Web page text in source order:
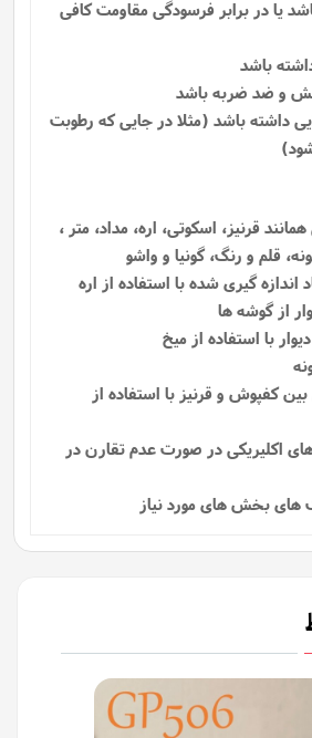
یا در برابر فرسودگی مقاومت کافی
داشته باشد (مثلا در جایی که رطوبت
قرنیز، اسکوتی، اره، مداد، متر ،
قلم و رنگ، گونیا و واشو
کفپوش و قرنیز با استفاده از
های اکلیریکی در صورت عدم تقارن در